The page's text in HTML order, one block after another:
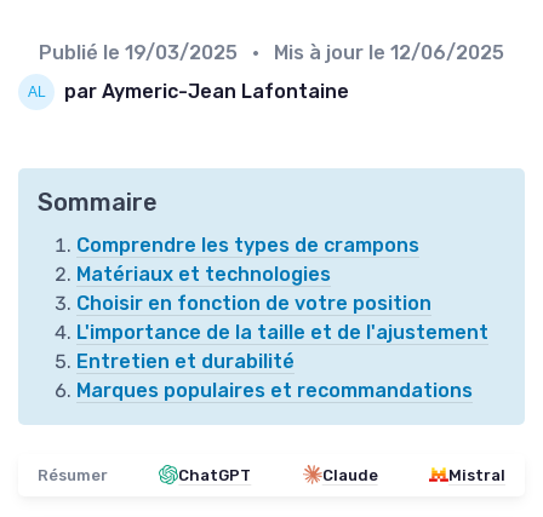
Publié le 19/03/2025 • Mis à jour le 12/06/2025
par Aymeric-Jean Lafontaine
Sommaire
Comprendre les types de crampons
Matériaux et technologies
Choisir en fonction de votre position
L'importance de la taille et de l'ajustement
Entretien et durabilité
Marques populaires et recommandations
Résumer ChatGPT Claude Mistral